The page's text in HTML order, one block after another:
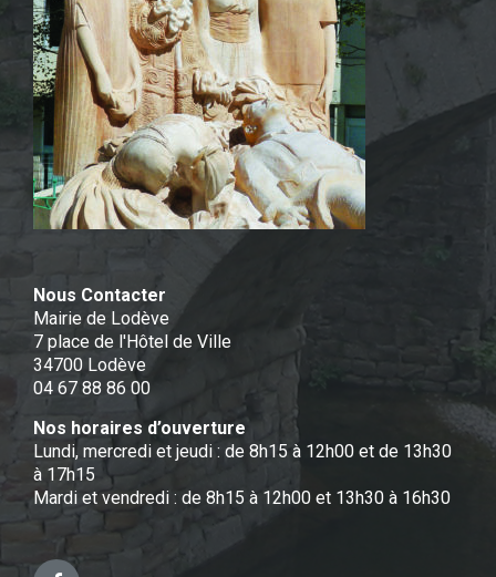
Nous Contacter
Mairie de Lodève
7 place de l'Hôtel de Ville
34700 Lodève
04 67 88 86 00
Nos horaires d’ouverture
Lundi, mercredi et jeudi : de 8h15 à 12h00 et de 13h30
à 17h15
Mardi et vendredi : de 8h15 à 12h00 et 13h30 à 16h30